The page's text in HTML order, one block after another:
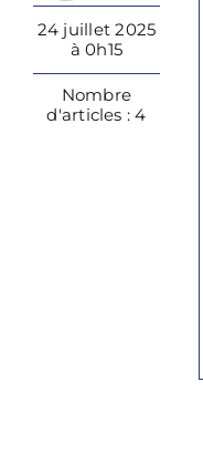
24 juillet 2025
à 0h15
Nombre
d'articles : 4